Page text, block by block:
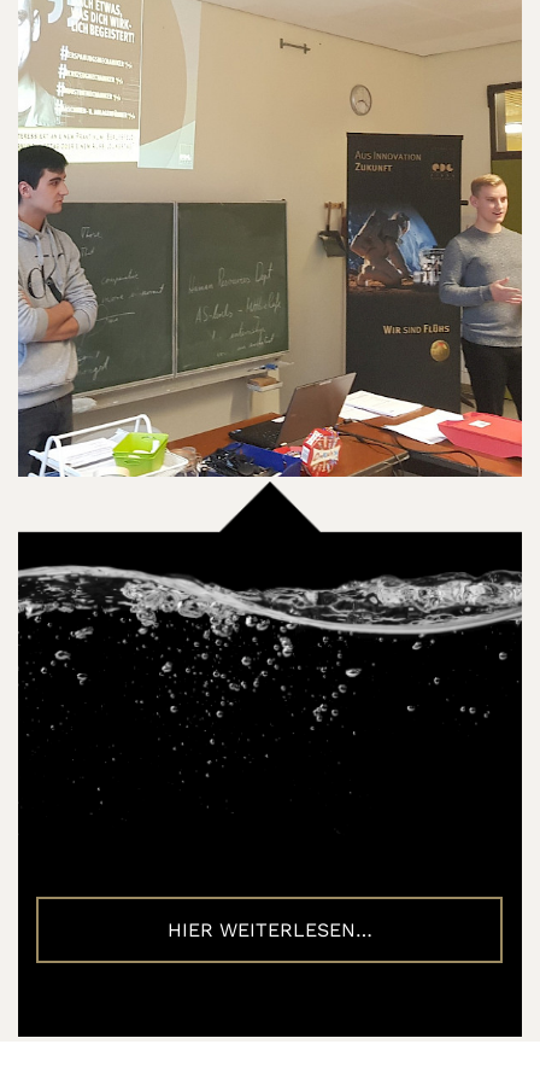
08.12.2022
Redaktionsteam
Berufsorientierungsbörse Theodor-Heuss-
Realschule 01.12.2022
HIER WEITERLESEN…